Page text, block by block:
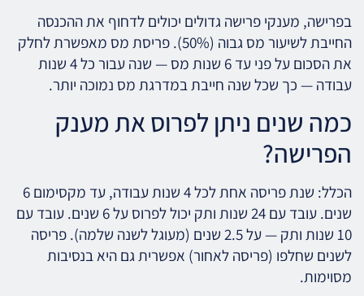
בפרישה, מענקי פרישה גדולים יכולים לדחוף את ההכנסה
החייבת לשיעור מס גבוה (50%). פריסת מס מאפשרת לחלק
את הסכום על פני עד 6 שנות מס — שנה עבור כל 4 שנות
עבודה — כך שכל שנה חייבת במדרגת מס נמוכה יותר.
כמה שנים ניתן לפרוס את מענק
הפרישה?
הכלל: שנת פריסה אחת לכל 4 שנות עבודה, עד מקסימום 6
שנים. עובד עם 24 שנות ותק יכול לפרוס על 6 שנים. עובד עם
10 שנות ותק — על 2.5 שנים (מעוגל לשנה שלמה). פריסה
לשנים שחלפו (פריסה לאחור) אפשרית גם היא בנסיבות
מסוימות.